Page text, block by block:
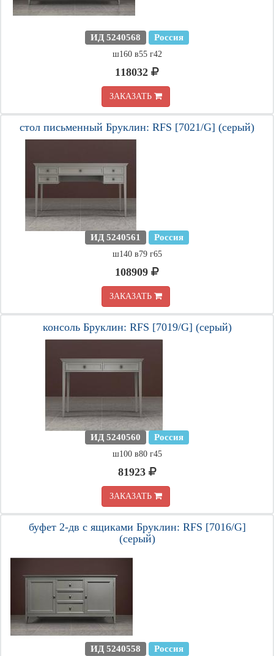
ИД 5240568 Россия
ш160 в55 г42
118032
ЗАКАЗАТЬ
стол письменный Бруклин: RFS [7021/G] (серый)
ИД 5240561 Россия
ш140 в79 г65
108909
ЗАКАЗАТЬ
консоль Бруклин: RFS [7019/G] (серый)
ИД 5240560 Россия
ш100 в80 г45
81923
ЗАКАЗАТЬ
буфет 2-дв с ящиками Бруклин: RFS [7016/G]
(серый)
ИД 5240558 Россия